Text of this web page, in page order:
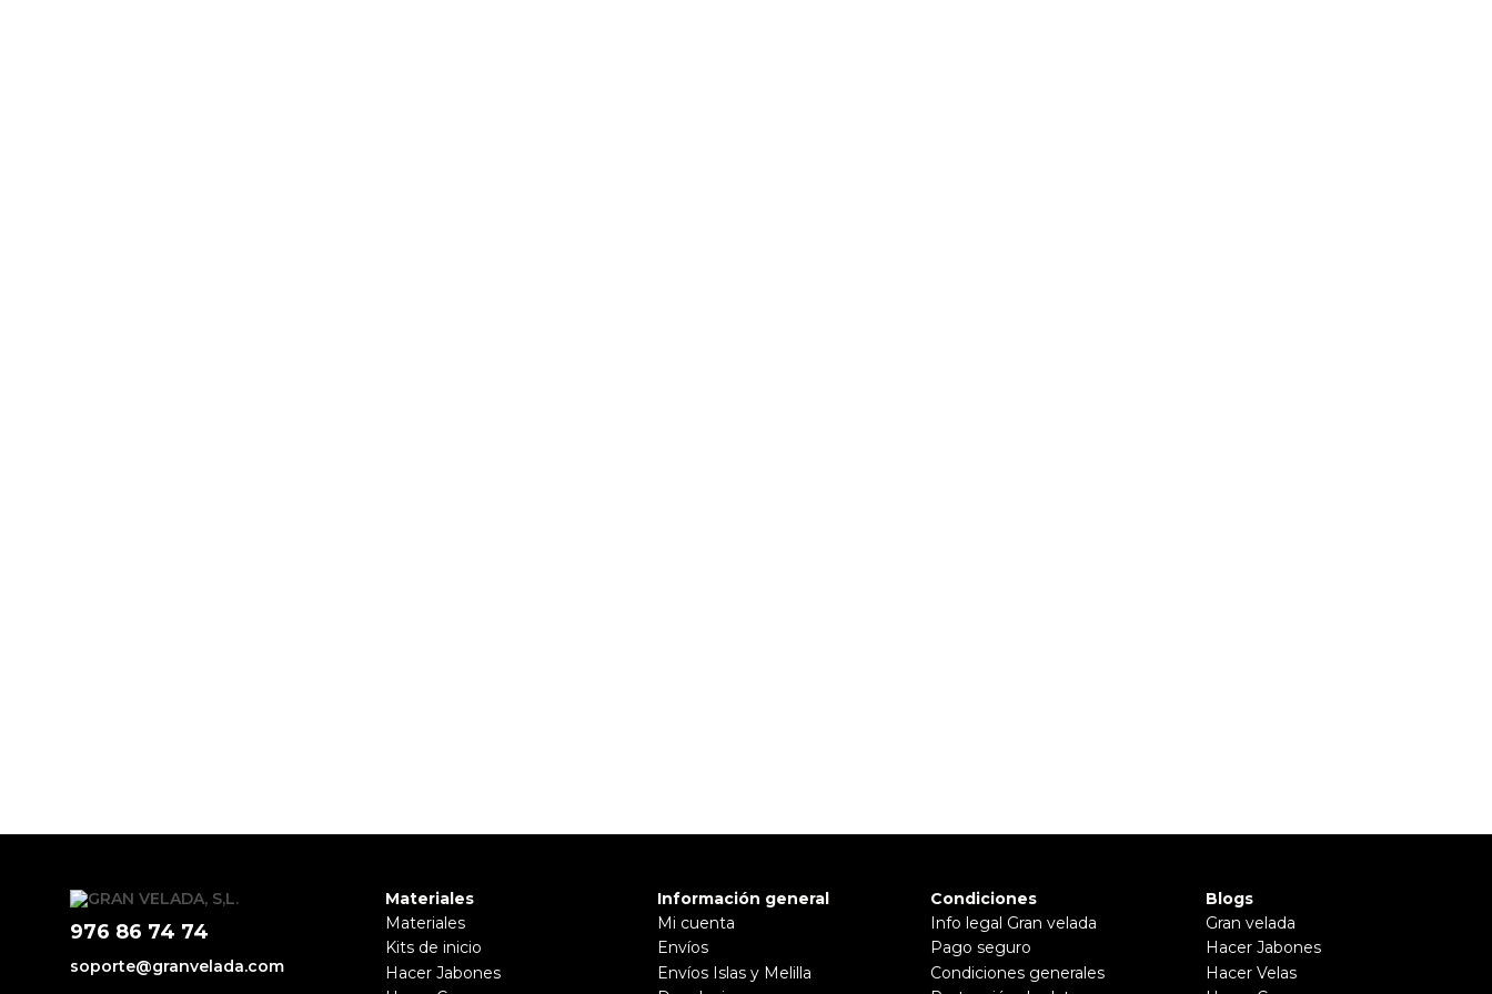
976 86 74 74
soporte@granvelada.com
Materiales
Materiales
Kits de inicio
Hacer Jabones
Información general
Mi cuenta
Envíos
Envíos Islas y Melilla
Condiciones
Info legal Gran velada
Pago seguro
Condiciones generales
Blogs
Gran velada
Hacer Jabones
Hacer Velas